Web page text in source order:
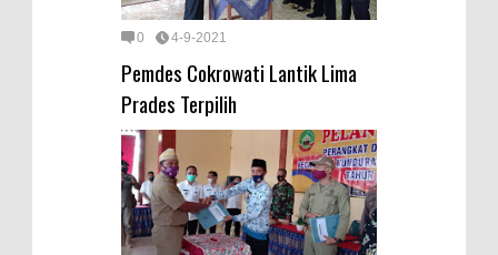
0 4-9-2021
Pemdes Cokrowati Lantik Lima
Prades Terpilih